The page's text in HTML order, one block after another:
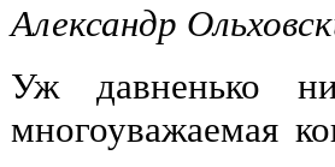
Александр
Уж давненько
многоуважаемая